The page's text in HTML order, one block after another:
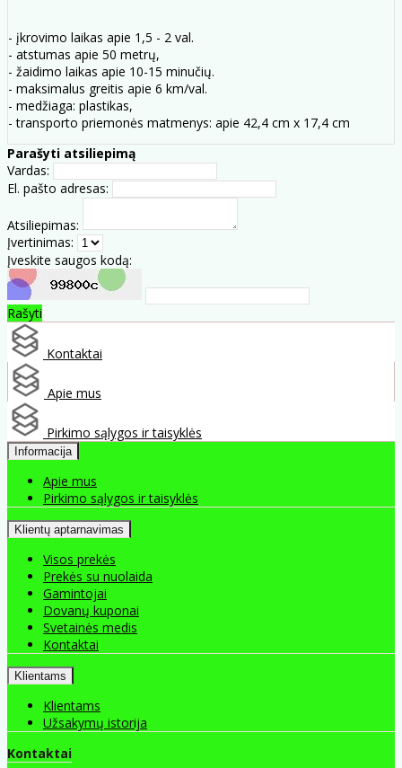
- įkrovimo laikas apie 1,5 - 2 val.
- atstumas apie 50 metrų,
- žaidimo laikas apie 10-15 minučių.
- maksimalus greitis apie 6 km/val.
- medžiaga: plastikas,
- transporto priemonės matmenys: apie 42,4 cm x 17,4 cm
Parašyti atsiliepimą
Vardas:
El. pašto adresas:
Atsiliepimas:
Įvertinimas:
Įveskite saugos kodą:
Rašyti
Kontaktai
Apie mus
Pirkimo sąlygos ir taisyklės
Informacija
Apie mus
Pirkimo sąlygos ir taisyklės
Klientų aptarnavimas
Visos prekės
Prekės su nuolaida
Gamintojai
Dovanų kuponai
Svetainės medis
Kontaktai
Klientams
Klientams
Užsakymų istorija
Kontaktai